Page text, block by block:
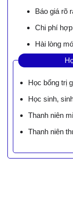
Báo giá rõ
Chi phí
Hài lòng
Học bổng trị
Học sinh,
Thanh niên
Thanh niên